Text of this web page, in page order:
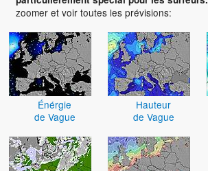
zoomer et voir toutes les prévisions:
Énérgie
de Vague
Hauteur
de Vague